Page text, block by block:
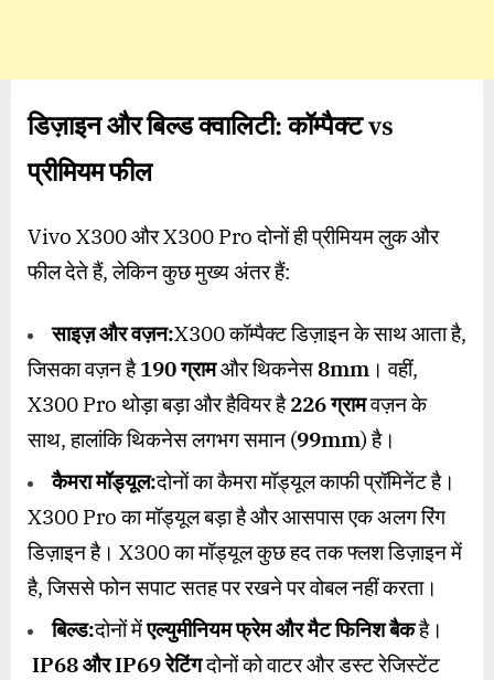
डिज़ाइन और बिल्ड क्वालिटी: कॉम्पैक्ट vs
प्रीमियम फील
Vivo X300 और X300 Pro दोनों ही प्रीमियम लुक और
फील देते हैं, लेकिन कुछ मुख्य अंतर हैं:
साइज़ और वज़न:X300 कॉम्पैक्ट डिज़ाइन के साथ आता है,
जिसका वज़न है190ग्रामऔर थिकनेस8mm । वहीं,
X300 Pro थोड़ा बड़ा और हैवियर है226ग्रामवज़न के
साथ, हालांकि थिकनेस लगभग समान (99mm) है।
कैमरा मॉड्यूल:दोनों का कैमरा मॉड्यूल काफी प्रॉमिनेंट है।
X300 Pro का मॉड्यूल बड़ा है और आसपास एक अलग रिंग
डिज़ाइन है। X300 का मॉड्यूल कुछ हद तक फ्लश डिज़ाइन में
है, जिससे फोन सपाट सतह पर रखने पर वोबल नहीं करता।
बिल्ड:दोनों मेंएल्युमीनियम फ्रेम और मैट फिनिश बैकहै।
IP68औरIP69रेटिंगदोनों को वाटर और डस्ट रेजिस्टेंट